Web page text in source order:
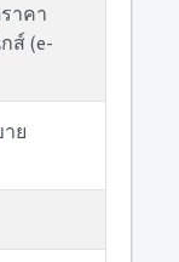
าคา
ส์ (e-
ย